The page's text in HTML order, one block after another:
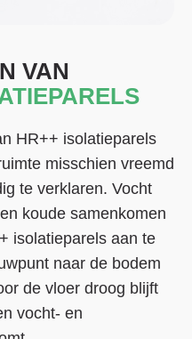
VAN
HR++ isolatieparels
misschien vreemd
te verklaren. Vocht
koude samenkomen
isolatieparels aan te
naar de bodem
de vloer droog blijft
vocht- en